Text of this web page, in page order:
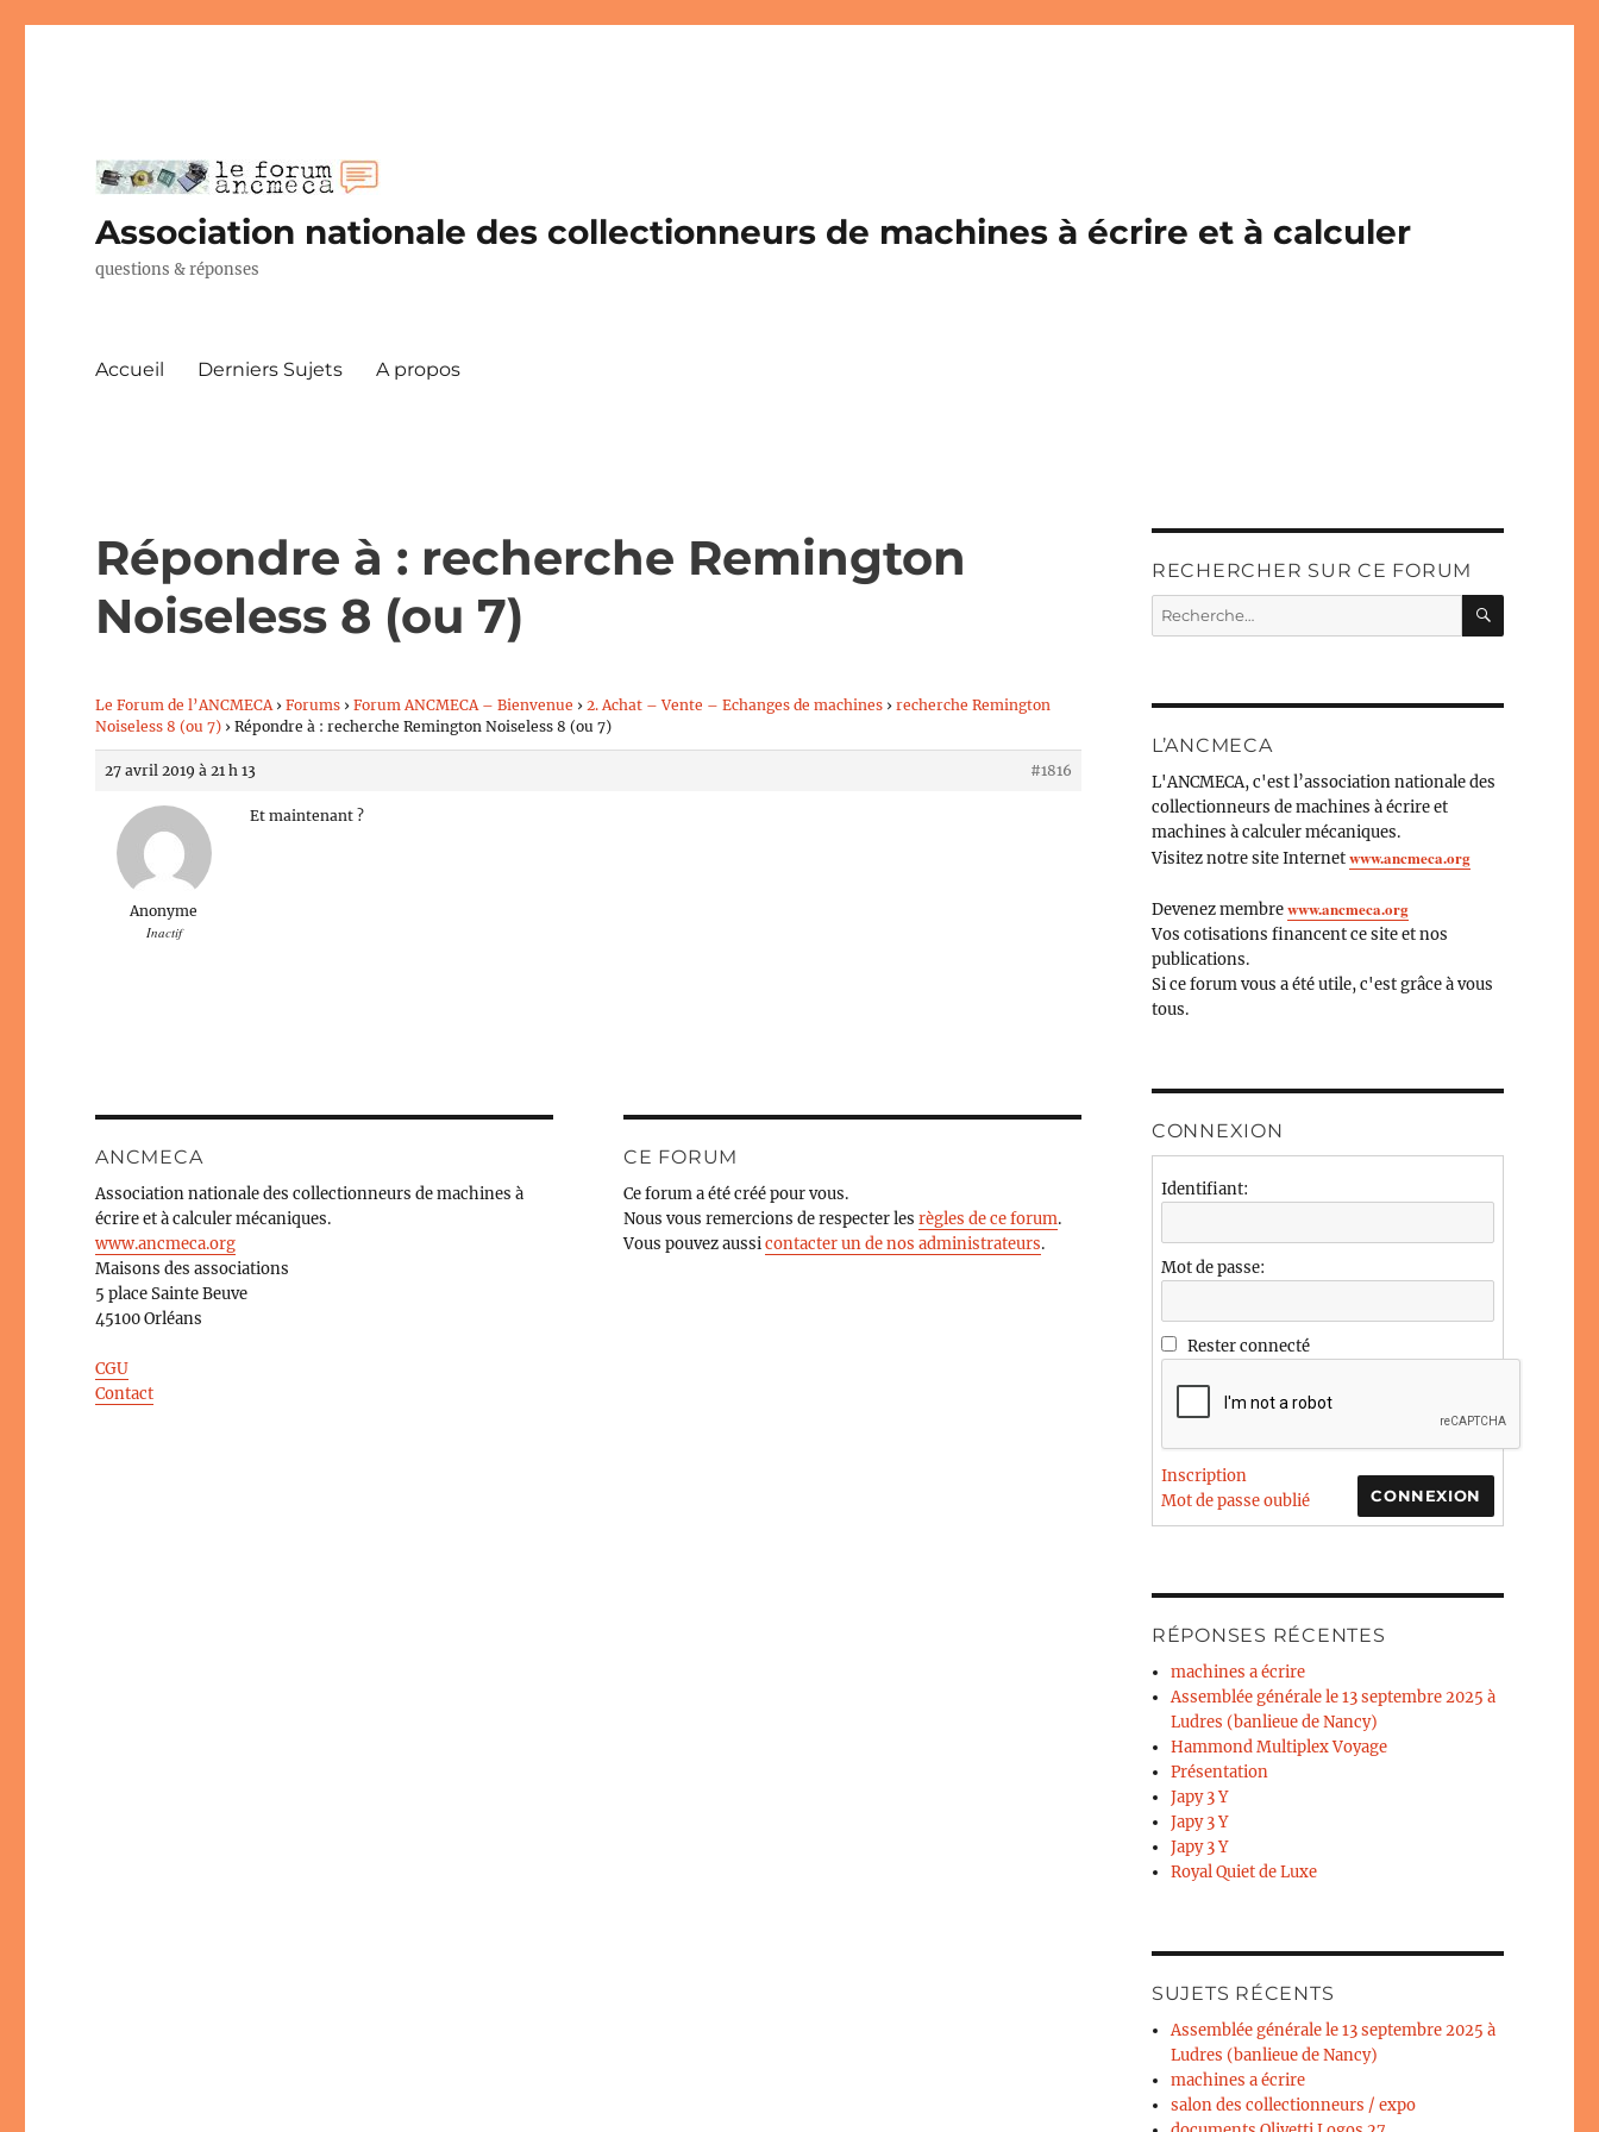
Association nationale des collectionneurs de machines à écrire et à calculer
questions & réponses
Accueil Derniers Sujets A propos
Répondre à : recherche Remington
Noiseless 8 (ou 7)
Le Forum de l’ANCMECA › Forums › Forum ANCMECA – Bienvenue › 2. Achat – Vente – Echanges de machines › recherche Remington
Noiseless 8 (ou 7) › Répondre à : recherche Remington Noiseless 8 (ou 7)
27 avril 2019 à 21 h 13 #1816
Anonyme
Inactif
Et maintenant ?
ANCMECA
Association nationale des collectionneurs de machines à
écrire et à calculer mécaniques.
www.ancmeca.org
Maisons des associations
5 place Sainte Beuve
45100 Orléans
CGU
Contact
CE FORUM
Ce forum a été créé pour vous.
Nous vous remercions de respecter lesrègles de ce forum.
Vous pouvez aussicontacter un de nos administrateurs.
RECHERCHER SUR CE FORUM
Recherche
pour :
L’ANCMECA
L'ANCMECA, c'est l’association nationale des
collectionneurs de machines à écrire et
machines à calculer mécaniques.
Visitez notre site Internetwww.ancmeca.org
Devenez membrewww.ancmeca.org
Vos cotisations financent ce site et nos
publications.
Si ce forum vous a été utile, c'est grâce à vous
tous.
CONNEXION
Identifiant:
Mot de passe:
Rester connecté
CONNEXION
Inscription
Mot de passe oublié
RÉPONSES RÉCENTES
machines a écrire
Assemblée générale le 13 septembre 2025 à
Ludres (banlieue de Nancy)
Hammond Multiplex Voyage
Présentation
Japy 3 Y
Japy 3 Y
Japy 3 Y
Royal Quiet de Luxe
SUJETS RÉCENTS
Assemblée générale le 13 septembre 2025 à
Ludres (banlieue de Nancy)
machines a écrire
salon des collectionneurs / expo